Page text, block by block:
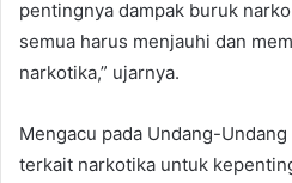
pentingnya dampak buruk
semua harus menjauhi dan
narkotika,” ujarnya.
Mengacu pada Undang-
terkait narkotika untuk